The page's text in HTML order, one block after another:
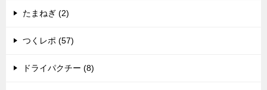
たまねぎ (2)
つくレポ (57)
ドライパクチー (8)